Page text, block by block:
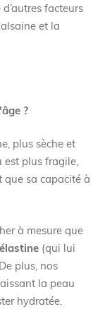
facteurs
et la
?
plus sèche et
est plus fragile,
que sa capacité à
à mesure que
(qui lui
plus, nos
la peau
hydratée.